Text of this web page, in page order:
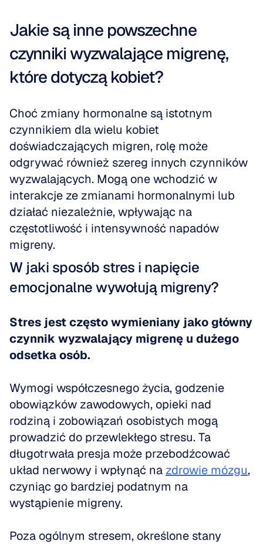
Jakie są inne powszechne
czynniki wyzwalające migrenę,
które dotyczą kobiet?
Choć zmiany hormonalne są istotnym
czynnikiem dla wielu kobiet
doświadczających migren, rolę może
odgrywać również szereg innych czynników
wyzwalających. Mogą one wchodzić w
interakcje ze zmianami hormonalnymi lub
działać niezależnie, wpływając na
częstotliwość i intensywność napadów
migreny.
W jaki sposób stres i napięcie
emocjonalne wywołują migreny?
Stres jest często wymieniany jako główny
czynnik wyzwalający migrenę u dużego
odsetka osób.
Wymogi współczesnego życia, godzenie
obowiązków zawodowych, opieki nad
rodziną i zobowiązań osobistych mogą
prowadzić do przewlekłego stresu. Ta
długotrwała presja może przebodźcować
układ nerwowy i wpłynąć na zdrowie mózgu,
czyniąc go bardziej podatnym na
wystąpienie migreny.
Poza ogólnym stresem, określone stany